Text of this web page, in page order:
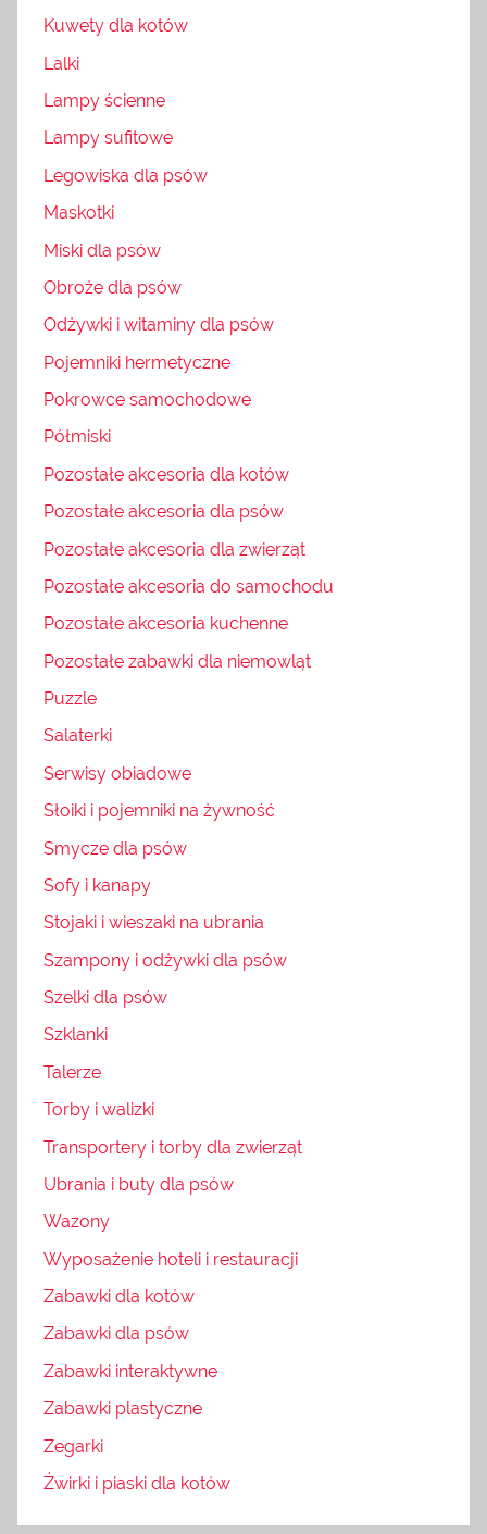
Kuwety dla kotów
Lalki
Lampy ścienne
Lampy sufitowe
Legowiska dla psów
Maskotki
Miski dla psów
Obroże dla psów
Odżywki i witaminy dla psów
Pojemniki hermetyczne
Pokrowce samochodowe
Półmiski
Pozostałe akcesoria dla kotów
Pozostałe akcesoria dla psów
Pozostałe akcesoria dla zwierząt
Pozostałe akcesoria do samochodu
Pozostałe akcesoria kuchenne
Pozostałe zabawki dla niemowląt
Puzzle
Salaterki
Serwisy obiadowe
Słoiki i pojemniki na żywność
Smycze dla psów
Sofy i kanapy
Stojaki i wieszaki na ubrania
Szampony i odżywki dla psów
Szelki dla psów
Szklanki
Talerze
Torby i walizki
Transportery i torby dla zwierząt
Ubrania i buty dla psów
Wazony
Wyposażenie hoteli i restauracji
Zabawki dla kotów
Zabawki dla psów
Zabawki interaktywne
Zabawki plastyczne
Zegarki
Żwirki i piaski dla kotów